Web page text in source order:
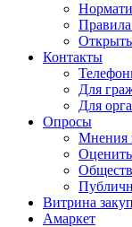
Правила
Контакты
Для
Для
Опросы
Мнения
Витрина
Амаркет